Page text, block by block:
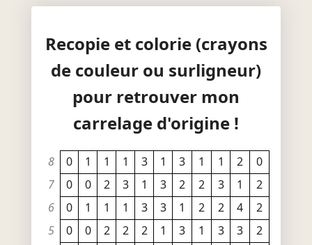
Recopie et colorie (crayons
de couleur ou surligneur)
pour retrouver mon
carrelage d'origine !
8 0 1 1 1 3 1 3 1 1 2
0
7
0 0 2 3 1 3 2 2 3 1
2
6
0 1 1 1 3 3 1 2 2 4
2
5
0 0 2 2 2 1 3 1 3 3
2